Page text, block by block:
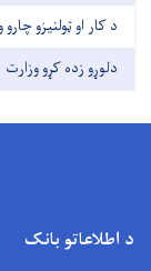
د کار او ټولنیزو
دلوړو زده کړو وزارت
د اطلاعاتو بانک